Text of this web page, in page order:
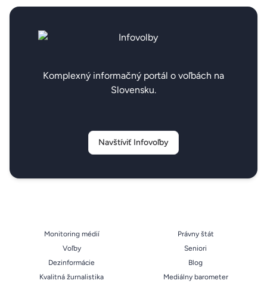
Komplexný informačný portál o voľbách na
Slovensku.
Navštíviť Infovoľby
Monitoring médií
Voľby
Dezinformácie
Kvalitná žurnalistika
Právny štát
Seniori
Blog
Mediálny barometer